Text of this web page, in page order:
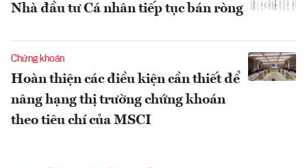
Nhà đầu tư Cá nhân tiếp tục bán ròng
Chứng khoán
Hoàn thiện các điều kiện cần thiết để
nâng hạng thị trường chứng khoán
theo tiêu chí của MSCI